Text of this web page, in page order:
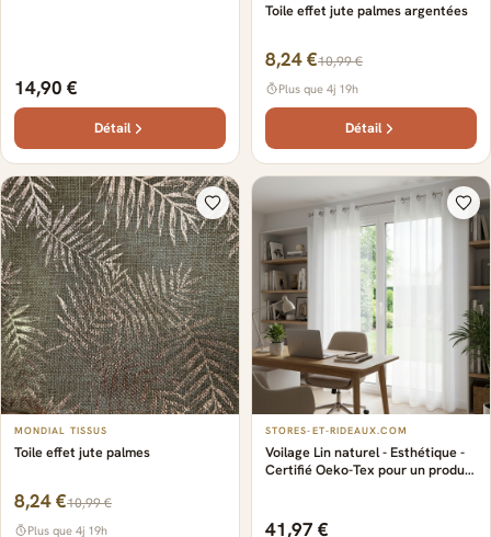
14,90 €
Détail
Toile effet jute palmes argentées
8,24 €10,99 €
Plus que 4j 19h
Détail
MONDIAL TISSUS
Toile effet jute palmes
8,24 €10,99 €
Plus que 4j 19h
STORES-ET-RIDEAUX.COM
Voilage Lin naturel - Esthétique -
Certifié Oeko-Tex pour un produit
supérieure
41,97 €